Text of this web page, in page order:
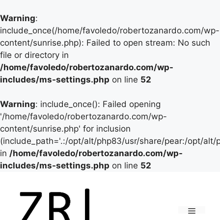
Warning:
include_once(/home/favoledo/robertozanardo.com/wp-
content/sunrise.php): Failed to open stream: No such
file or directory in
/home/favoledo/robertozanardo.com/wp-
includes/ms-settings.php on line 52
Warning: include_once(): Failed opening
'/home/favoledo/robertozanardo.com/wp-
content/sunrise.php' for inclusion
(include_path='.:/opt/alt/php83/usr/share/pear:/opt/
in /home/favoledo/robertozanardo.com/wp-
includes/ms-settings.php on line 52
contenuto